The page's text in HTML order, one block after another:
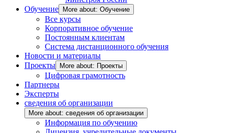
Обучение
More about: Обучение
Все курсы
Корпоративное обучение
Постоянным клиентам
Система дистанционного обучения
Новости и материалы
Проекты
More about: Проекты
Цифровая грамотность
Партнеры
Эксперты
сведения об организации
More about: сведения об организации
Информация по обучению